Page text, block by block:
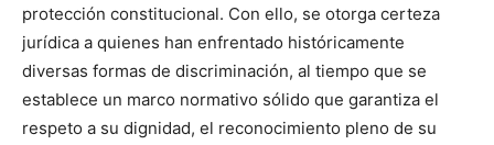
protección constitucional. Con ello, se otorga certeza
jurídica a quienes han enfrentado históricamente
diversas formas de discriminación, al tiempo que se
establece un marco normativo sólido que garantiza el
respeto a su dignidad, el reconocimiento pleno de su